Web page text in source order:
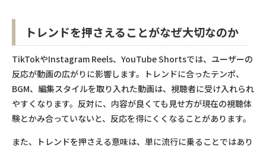
トレンドを押さえることがなぜ大切なのか
TikTokやInstagram Reels、YouTube Shortsでは、ユーザーの
反応が動画の広がりに影響します。トレンドに合ったテンポ、
BGM、編集スタイルを取り入れた動画は、視聴者に受け入れられ
やすくなります。反対に、内容が良くても見せ方が現在の視聴体
験とかみ合っていないと、反応を得にくくなることがあります。
また、トレンドを押さえる意味は、単に流行に乗ることではあり